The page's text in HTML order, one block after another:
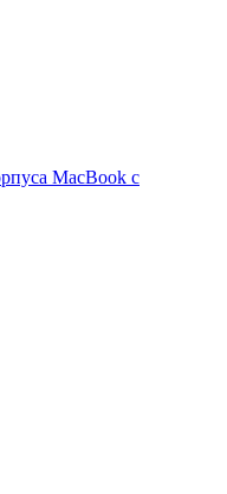
MacBook с